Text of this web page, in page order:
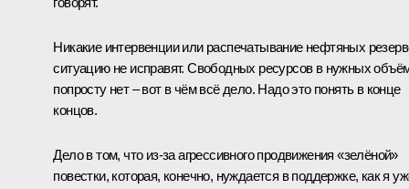
Никакие интервенции или распечатывание нефтяных
ситуацию не исправят. Свободных ресурсов в нужных
попросту нет – вот в чём всё дело. Надо это понять в конце
концов.
Дело в том, что из-за агрессивного продвижения «зелёной»
повестки, которая, конечно, нуждается в поддержке, как я